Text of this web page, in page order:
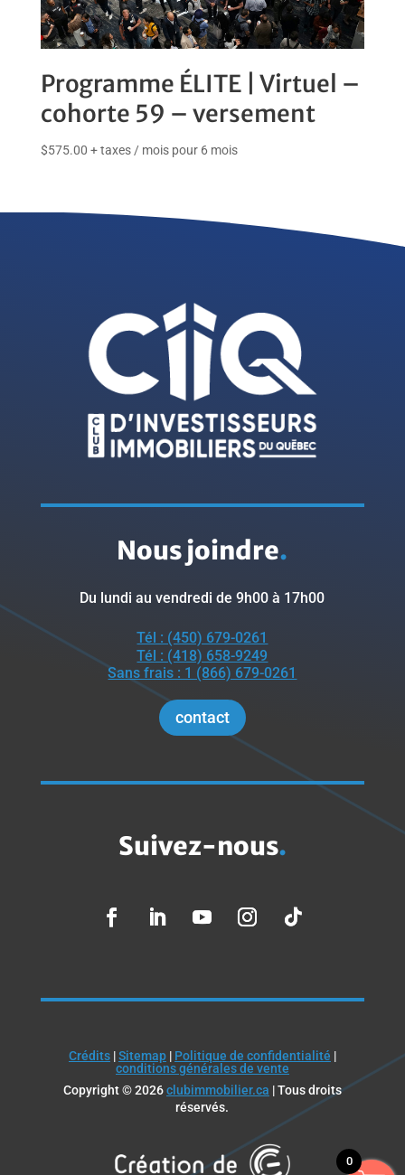
Programme ÉLITE | Virtuel –
cohorte 59 – versement
$575.00 + taxes / mois pour 6 mois
Nous joindre.
Du lundi au vendredi de 9h00 à 17h00
Tél : (450) 679-0261
Tél : (418) 658-9249
Sans frais : 1 (866) 679-0261
contact
Suivez-nous.
Crédits|Sitemap| Politique de confidentialité |
conditions générales de vente
Copyright © 2026clubimmobilier.ca | Tous droits
réservés.
0